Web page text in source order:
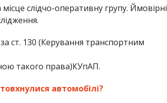
слідчо-оперативну групу. Ймовірні
ст. 130 (Керування транспортним
такого права)КУпАП.
автомобілі?